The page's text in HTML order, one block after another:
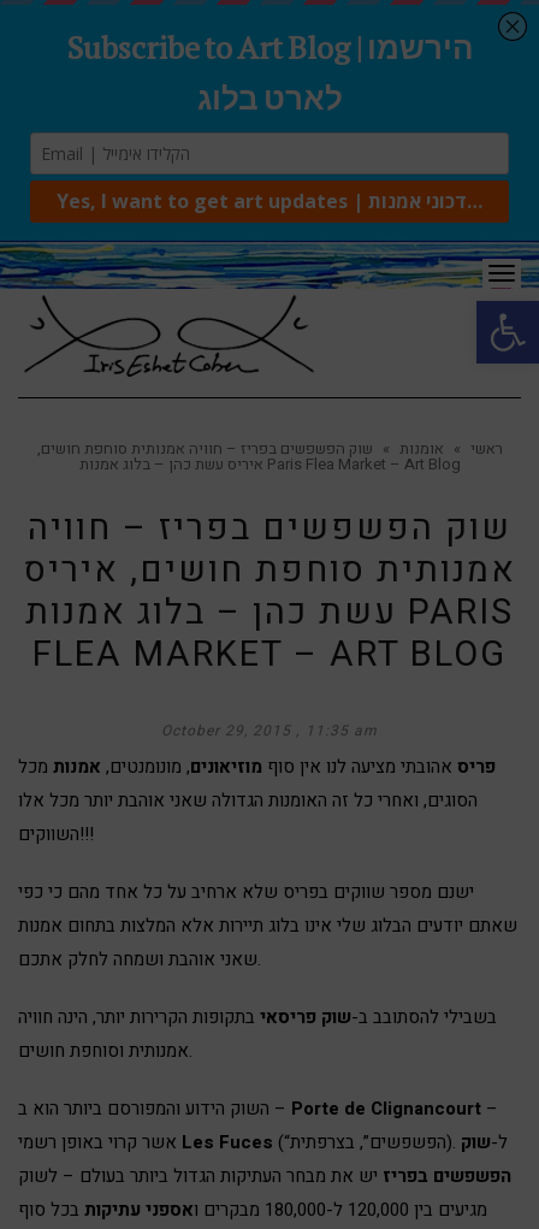
ראשי » אומנות » שוק הפשפשים בפריז – חוויה אמנותית סוחפת חושים,
איריס עשת כהן – בלוג אמנות Paris Flea Market – Art Blog
שוק הפשפשים בפריז – חוויה
אמנותית סוחפת חושים, איריס
עשת כהן – בלוג אמנות PARIS
FLEA MARKET – ART BLOG
October 29, 2015 11:35 am
פריס אהובתי מציעה לנו אין סוף מוזיאונים, מונומנטים, אמנות מכל
הסוגים, ואחרי כל זה האומנות הגדולה שאני אוהבת יותר מכל אלו
השווקים!!!
ישנם מספר שווקים בפריס שלא ארחיב על כל אחד מהם כי כפי
שאתם יודעים הבלוג שלי אינו בלוג תיירות אלא המלצות בתחום אמנות
שאני אוהבת ושמחה לחלק אתכם.
בשבילי להסתובב ב-שוק פריסאי בתקופות הקרירות יותר, הינה חוויה
אמנותית וסוחפת חושים.
השוק הידוע והמפורסם ביותר הוא ב – Porte de Clignancourt –
Les Fuces (“הפשפשים”, בצרפתית). ל-שוק
הפשפשים בפריז יש את מבחר העתיקות הגדול ביותר בעולם – לשוק
מגיעים בין 120,000 ל-180,000 מבקרים ו
אספני עתיקות בכל סוף